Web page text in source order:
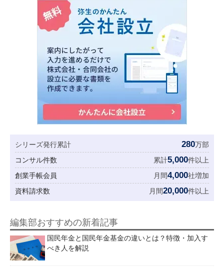
シリーズ発行累計 280万部
コンサル件数
累計5,000件以上
創業手帳会員
月間4,000社増加
資料請求数
月間20,000件以上
編集部おすすめの新着記事
国民年金と国民年金基金の違いとは？特徴・加入す
べき人を解説